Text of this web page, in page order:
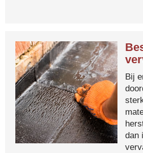
Bij
dan